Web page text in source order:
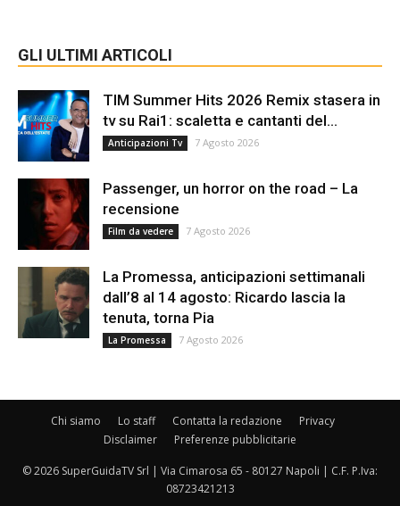
GLI ULTIMI ARTICOLI
TIM Summer Hits 2026 Remix stasera in
tv su Rai1: scaletta e cantanti del...
Anticipazioni Tv 7 Agosto 2026
Passenger, un horror on the road – La
recensione
Film da vedere 7 Agosto 2026
La Promessa, anticipazioni settimanali
dall’8 al 14 agosto: Ricardo lascia la
tenuta, torna Pia
La Promessa 7 Agosto 2026
Chi siamo Lo staff Contatta la redazione
Privacy
Disclaimer
Preferenze pubblicitarie
© 2026 SuperGuidaTV Srl | Via Cimarosa 65 - 80127 Napoli | C.F. P.Iva:
08723421213